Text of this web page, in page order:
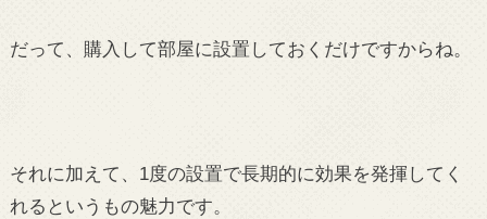
だって、購入して部屋に設置しておくだけですからね。
それに加えて、1度の設置で長期的に効果を発揮してく
れるというもの魅力です。